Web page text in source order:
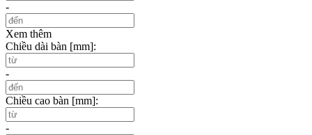
-
Xem thêm
Chiều dài bàn [mm]:
-
Chiều cao bàn [mm]:
-